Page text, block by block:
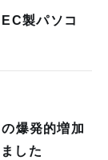
製パソコ
爆発的増加
した